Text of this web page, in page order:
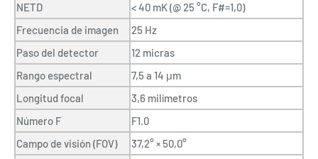
NETD
< 40 mK (@ 25 °C, F#=1,0)
Frecuencia de imagen
25 Hz
Paso del detector
12 micras
Rango espectral
7,5 a 14 μm
Longitud focal
3,6 milímetros
Número F
F1.0
Campo de visión (FOV)
37,2° × 50,0°